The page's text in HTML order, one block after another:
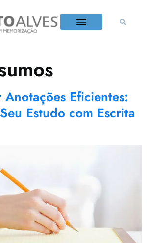
Anotações Eficientes:
Estudo com Escrita